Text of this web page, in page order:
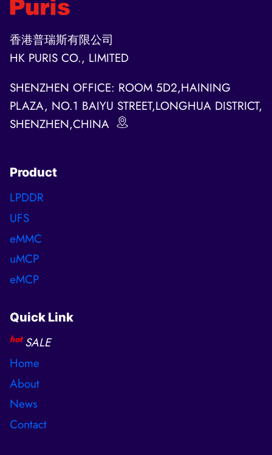
香港普瑞斯有限公司
HK PURIS CO., LIMITED
SHENZHEN OFFICE: ROOM 5D2,HAINING
PLAZA, NO.1 BAIYU STREET,LONGHUA DISTRICT,
SHENZHEN,CHINA
Product
LPDDR
UFS
eMMC
uMCP
eMCP
Quick Link
hot SALE
Home
About
News
Contact